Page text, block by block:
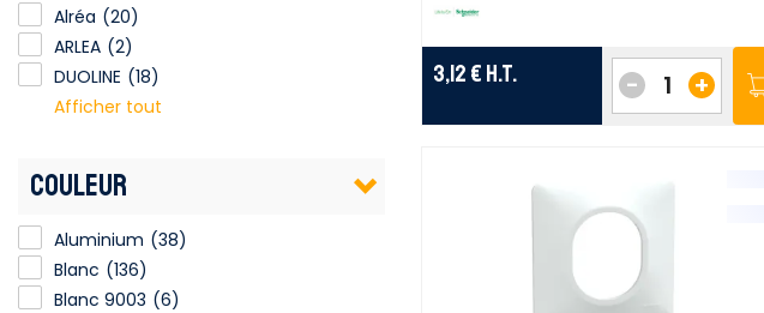
Alréa (20)
ARLEA (2)
DUOLINE (18)
Afficher tout
COULEUR
Aluminium (38)
Blanc (136)
Blanc 9003 (6)
3,12 € H.T. +
-